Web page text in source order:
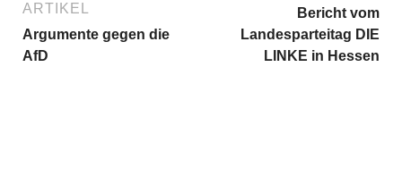
ARTIKEL
Argumente gegen die
AfD
Bericht vom
Landesparteitag DIE
LINKE in Hessen